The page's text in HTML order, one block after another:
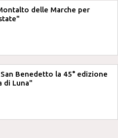
delle Marche per
Benedetto la 45° edizione
di Luna"